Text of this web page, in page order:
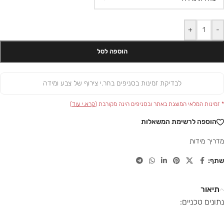
-
+
הוספה לסל
לבדיקת זמינות בסניפים בחר.י צירוף של צבע ומידה
* זמינות המלאי המוצגת באתר ובסניפים הינה מקורבת (קרא.י עוד)
הוספה לרשימת המשאלות
מדריך מידות
שתף:
תיאור
נתונים טכניים: